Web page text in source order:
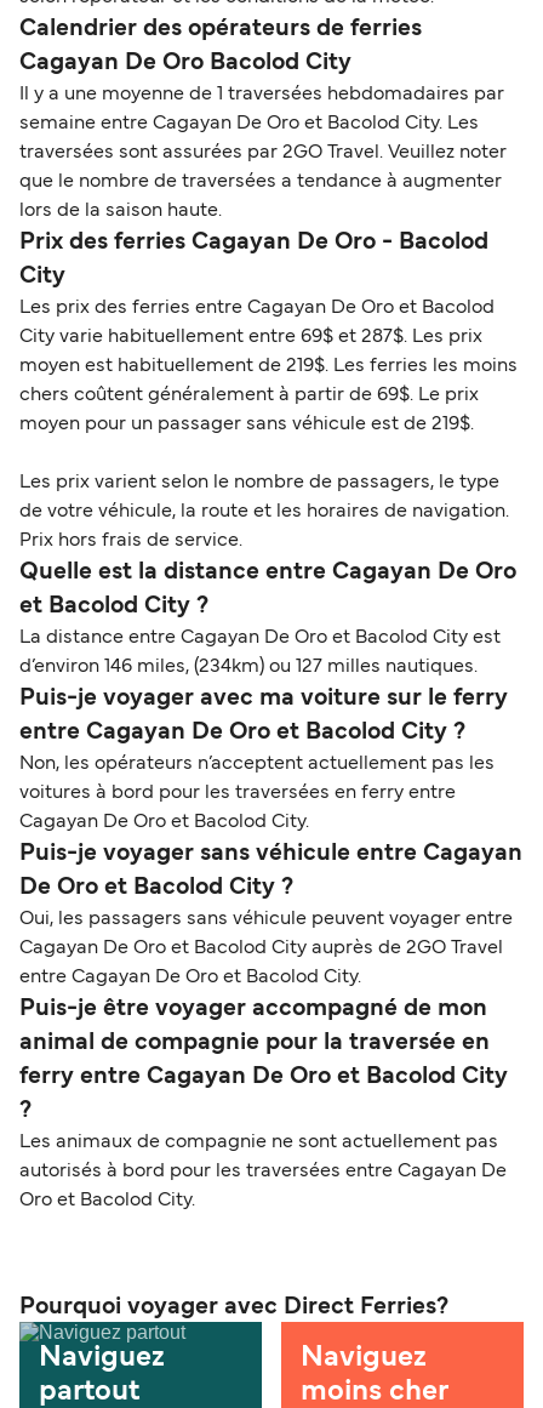
Calendrier des opérateurs de ferries
Cagayan De Oro Bacolod City
Il y a une moyenne de 1 traversées hebdomadaires par
semaine entre Cagayan De Oro et Bacolod City. Les
traversées sont assurées par 2GO Travel. Veuillez noter
que le nombre de traversées a tendance à augmenter
lors de la saison haute.
Prix des ferries Cagayan De Oro - Bacolod
City
Les prix des ferries entre Cagayan De Oro et Bacolod
City varie habituellement entre 69$ et 287$. Les prix
moyen est habituellement de 219$. Les ferries les moins
chers coûtent généralement à partir de 69$. Le prix
moyen pour un passager sans véhicule est de 219$.
Les prix varient selon le nombre de passagers, le type
de votre véhicule, la route et les horaires de navigation.
Prix hors frais de service.
Quelle est la distance entre Cagayan De Oro
et Bacolod City ?
La distance entre Cagayan De Oro et Bacolod City est
d’environ 146 miles, (234km) ou 127 milles nautiques.
Puis-je voyager avec ma voiture sur le ferry
entre Cagayan De Oro et Bacolod City ?
Non, les opérateurs n’acceptent actuellement pas les
voitures à bord pour les traversées en ferry entre
Cagayan De Oro et Bacolod City.
Puis-je voyager sans véhicule entre Cagayan
De Oro et Bacolod City ?
Oui, les passagers sans véhicule peuvent voyager entre
Cagayan De Oro et Bacolod City auprès de 2GO Travel
entre Cagayan De Oro et Bacolod City.
Puis-je être voyager accompagné de mon
animal de compagnie pour la traversée en
ferry entre Cagayan De Oro et Bacolod City
?
Les animaux de compagnie ne sont actuellement pas
autorisés à bord pour les traversées entre Cagayan De
Oro et Bacolod City.
Pourquoi voyager avec Direct Ferries?
Naviguez
partout
Naviguez
moins cher